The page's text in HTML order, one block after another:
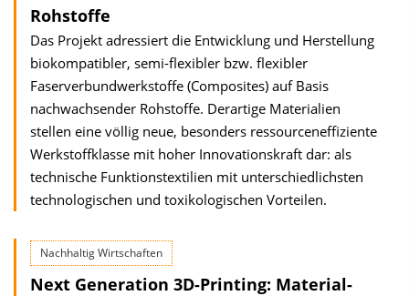
Rohstoffe
Das Projekt adressiert die Entwicklung und Herstellung
biokompatibler, semi-flexibler bzw. flexibler
Faserverbundwerkstoffe (Composites) auf Basis
nachwachsender Rohstoffe. Derartige Materialien
stellen eine völlig neue, besonders ressourceneffiziente
Werkstoffklasse mit hoher Innovationskraft dar: als
technische Funktionstextilien mit unterschiedlichsten
technologischen und toxikologischen Vorteilen.
Nachhaltig Wirtschaften
Next Generation 3D-Printing: Material-